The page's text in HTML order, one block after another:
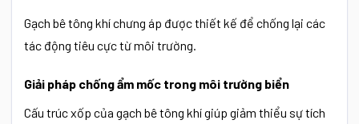
Gạch bê tông khí chưng áp được thiết kế để chống lại các
tác động tiêu cực từ môi trường.
Giải pháp chống ẩm mốc trong môi trường biển
Cấu trúc xốp của gạch bê tông khí giúp giảm thiểu sự tích